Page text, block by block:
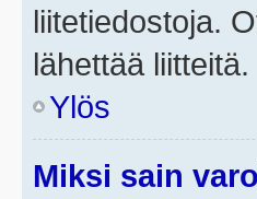
liitetiedostoja.
lähettää liitteitä.
Ylös
Miksi sain